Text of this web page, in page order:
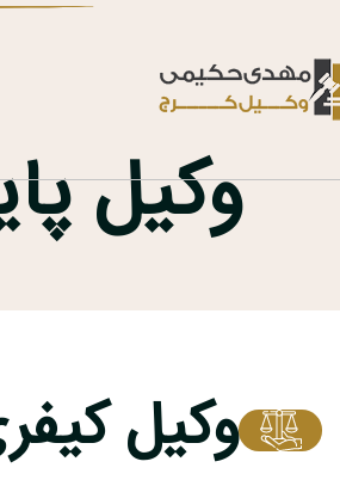
وکیل
وکیل